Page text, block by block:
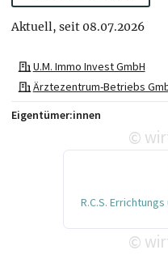
Aktuell, seit 08.07.2026
U.M. Immo Invest GmbH
Ärztezentrum-Betriebs
Eigentümer:innen
©
R.C.S.
©